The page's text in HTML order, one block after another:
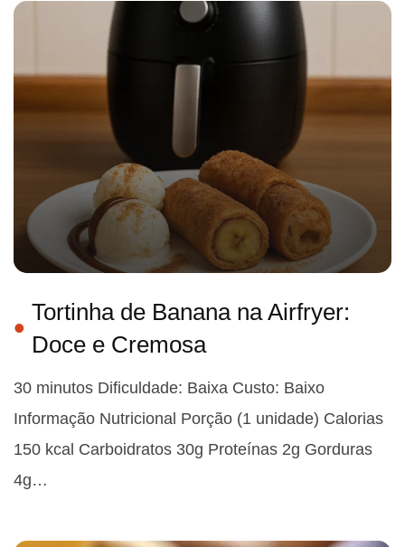
Tortinha de Banana na Airfryer:
Doce e Cremosa
30 minutos Dificuldade: Baixa Custo: Baixo
Informação Nutricional Porção (1 unidade) Calorias
150 kcal Carboidratos 30g Proteínas 2g Gorduras
4g…